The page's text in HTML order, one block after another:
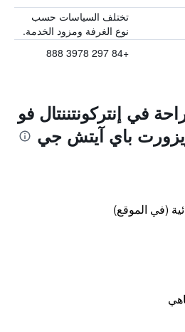
تختلف السياسات حسب
نوع الغرفة ومزود الخدمة.
+84 297 3978 888
في إنتركونتننتال فو
باي آيتش جي
(في الموقع)